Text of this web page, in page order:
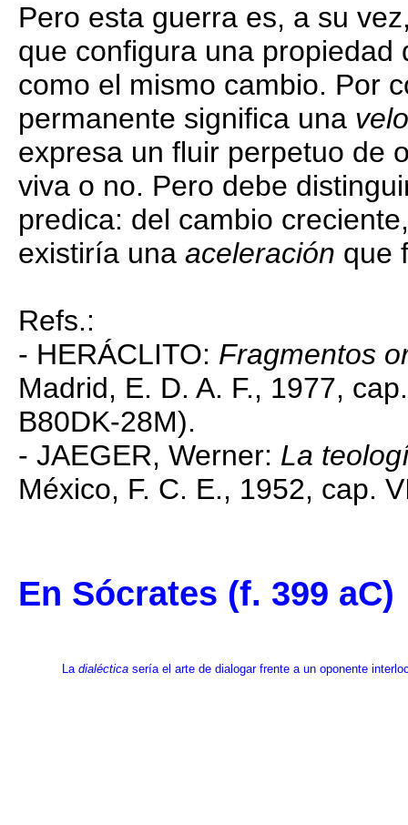
Pero esta guerra es, a su
que configura una
como el mismo cambio. Por
permanente significa una
expresa un fluir perpetuo de
viva o no. Pero debe
predica: del cambio
existiría una aceleración que
Refs.:
- HERÁCLITO: Fragmentos
Madrid, E. D. A. F., 1977,
B80DK-28M).
- JAEGER, Werner: La
México, F. C. E., 1952, cap.
En Sócrates (f. 399 aC)
La dialéctica sería el arte de dialogar frente a un oponente